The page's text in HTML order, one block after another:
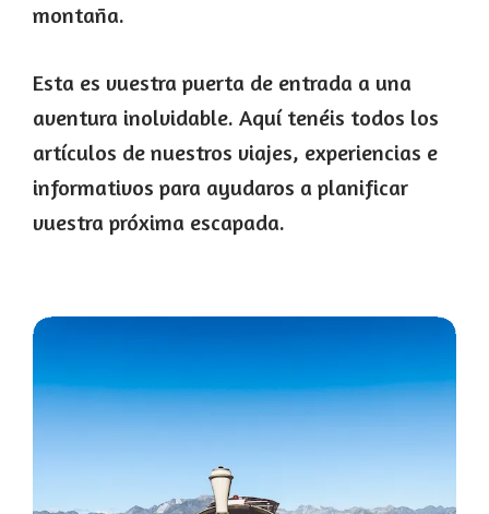
montaña.
Esta es vuestra puerta de entrada a una
aventura inolvidable. Aquí tenéis todos los
artículos de nuestros viajes, experiencias e
informativos para ayudaros a planificar
vuestra próxima escapada.